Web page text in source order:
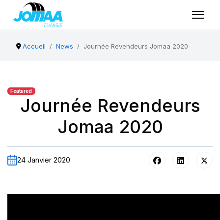
Accueil News Journée Revendeurs Jomaa 2020
Featured
Journée Revendeurs
Jomaa 2020
24 Janvier 2020